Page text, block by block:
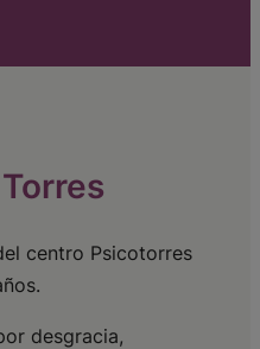
centro Psicotorres
desgracia,